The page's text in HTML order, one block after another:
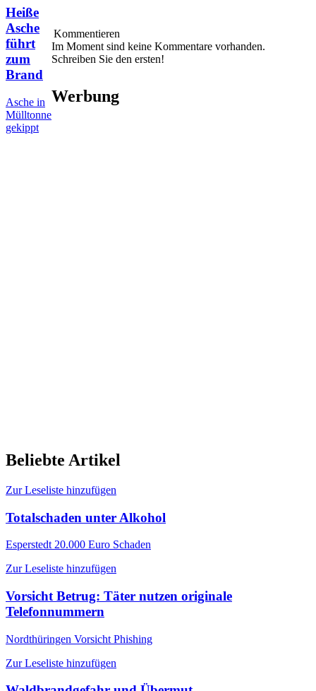
Heiße
Asche
führt
zum
Brand
Asche in
Mülltonne
gekippt
Kommentieren
Im Moment sind keine Kommentare vorhanden.
Schreiben Sie den ersten!
Werbung
Beliebte Artikel
Zur Leseliste hinzufügen
Totalschaden unter Alkohol
Esperstedt 20.000 Euro Schaden
Zur Leseliste hinzufügen
Vorsicht Betrug: Täter nutzen originale
Telefonnummern
Nordthüringen Vorsicht Phishing
Zur Leseliste hinzufügen